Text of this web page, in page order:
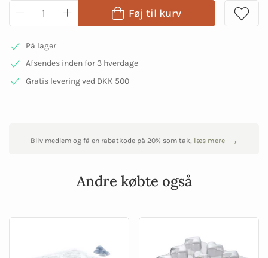
Føj til kurv
På lager
Afsendes inden for 3 hverdage
Gratis levering ved DKK 500
Bliv medlem og få en rabatkode på 20% som tak, læs mere
Andre købte også